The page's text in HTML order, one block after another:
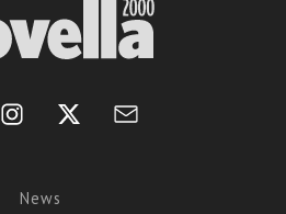
News